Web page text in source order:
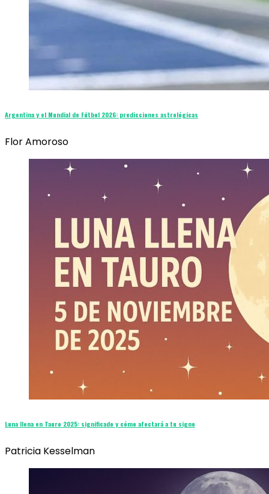
Argentina y el Mundial de Fútbol 2026: predicciones astrológicas
Flor Amoroso
Luna llena en Tauro 2025: significado y cómo afectará a tu signo
Patricia Kesselman